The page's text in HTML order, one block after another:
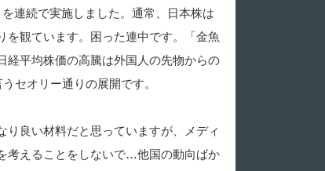
連続で実施しました。通常、日本株は
観ています。困った連中です。「金魚
平均株価の高騰は外国人の先物からの
セオリー通りの展開です。
良い材料だと思っていますが、メディ
考えることをしないで…他国の動向ばか